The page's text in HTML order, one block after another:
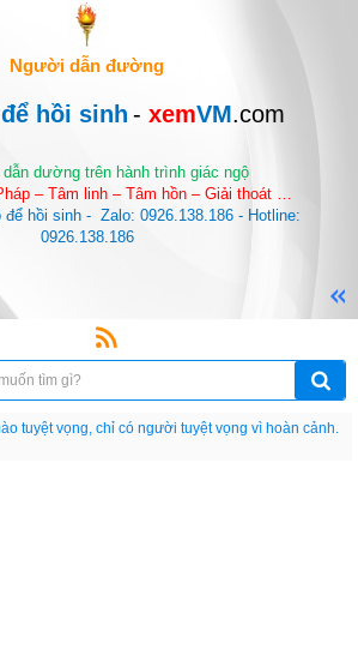
Người dẫn đường
để hồi sinh - xemVM.com
dẫn dường trên hành trình giác ngộ
– Tâm linh – Tâm hồn – Giải thoát …
hồi sinh -  Zalo: 0926.138.186 - Hotline:
0926.138.186
tập thì cho dù đi vạn dặm đường cũng chỉ là anh đưa